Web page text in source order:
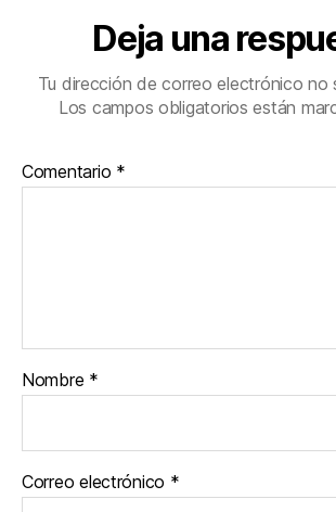
Deja una
Tu dirección de correo electrónico no
Los campos obligatorios están
Comentario *
Nombre *
Correo electrónico *